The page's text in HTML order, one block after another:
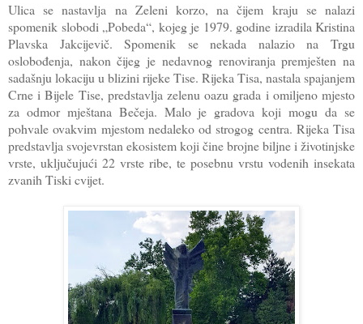
Ulica se nastavlja na Zeleni korzo, na čijem kraju se nalazi
spomenik slobodi „Pobeda“, kojeg je 1979. godine izradila Kristina
Plavska Jakcijevič. Spomenik se nekada nalazio na Trgu
oslobođenja, nakon čijeg je nedavnog renoviranja premješten na
sadašnju lokaciju u blizini rijeke Tise. Rijeka Tisa, nastala spajanjem
Crne i Bijele Tise, predstavlja zelenu oazu grada i omiljeno mjesto
za odmor mještana Bečeja. Malo je gradova koji mogu da se
pohvale ovakvim mjestom nedaleko od strogog centra. Rijeka Tisa
predstavlja svojevrstan ekosistem koji čine brojne biljne i životinjske
vrste, uključujući 22 vrste ribe, te posebnu vrstu vodenih insekata
zvanih Tiski cvijet.